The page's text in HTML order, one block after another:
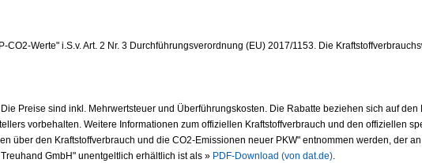
CO2-Werte" i.S.v. Art. 2 Nr. 3 Durchführungsverordnung (EU) 2017/1153. Die
Preise sind inkl. Mehrwertsteuer und Überführungskosten. Die Rabatte beziehen sich auf den
vorbehalten. Weitere Informationen zum offiziellen Kraftstoffverbrauch und den offiziellen
über den Kraftstoffverbrauch und die CO2-Emissionen neuer PKW" entnommen werden, der
GmbH" unentgeltlich erhältlich ist als » PDF-Download (von dat.de).